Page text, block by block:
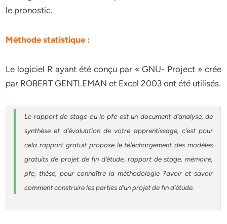
le pronostic.
Méthode statistique :
Le logiciel R ayant été conçu par « GNU- Project » crée
par ROBERT GENTLEMAN et Excel 2003 ont été utilisés.
Le rapport de stage ou le pfe est un document d’analyse, de
synthèse et d’évaluation de votre apprentissage, c’est pour
cela rapport gratuit propose le téléchargement des modèles
gratuits de projet de fin d’étude, rapport de stage, mémoire,
pfe, thèse, pour connaître la méthodologie ?avoir et savoir
comment construire les parties d’un projet de fin d’étude